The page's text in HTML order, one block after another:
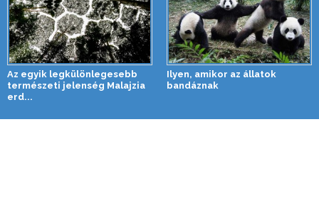
Az egyik legkülönlegesebb
természeti jelenség Malajzia
erd...
Ilyen, amikor az állatok
bandáznak